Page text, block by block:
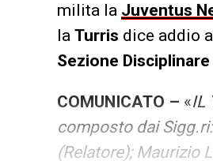
milita la Juventus
la Turris dice addio
Sezione Disciplinare
COMUNICATO – «IL
composto dai
(Relatore); Maurizio